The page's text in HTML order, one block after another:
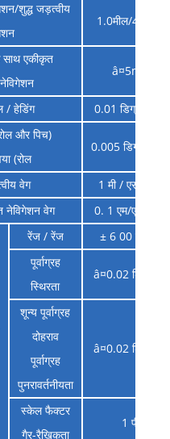
शुद्ध जड़त्वीय
1.0मील/4 घंटे,
एकीकृत
â¤5m , 1Ï _
/ हेडिंग
0.01 डिग्री,
और पिच)
(रोल
0.005 डिग्री,
वेग
1 मी / एस,
नेविगेशन वेग
0. 1 एम/एस,
रेंज / रेंज
± 6 00 डिग्री /
पूर्वाग्रह
स्थिरता
â¤0.02 डिग्री/
शून्य पूर्वाग्रह
दोहराव
पूर्वाग्रह
पुनरावर्तनीयता
â¤0.02 डिग्री/
स्केल फैक्टर
गैर-रैखिकता
1 पीपीएम